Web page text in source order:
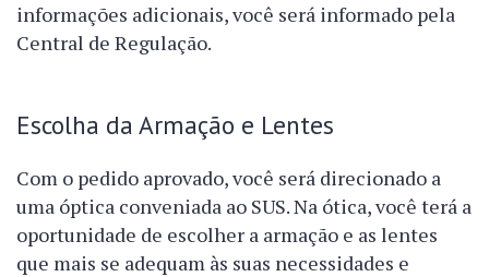
informações adicionais, você será informado pela
Central de Regulação.
Escolha da Armação e Lentes
Com o pedido aprovado, você será direcionado a
uma óptica conveniada ao SUS. Na ótica, você terá a
oportunidade de escolher a armação e as lentes
que mais se adequam às suas necessidades e